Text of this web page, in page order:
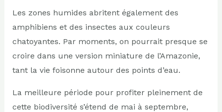
Les zones humides abritent également des
amphibiens et des insectes aux couleurs
chatoyantes. Par moments, on pourrait presque se
croire dans une version miniature de l’Amazonie,
tant la vie foisonne autour des points d’eau.
La meilleure période pour profiter pleinement de
cette biodiversité s’étend de mai à septembre,